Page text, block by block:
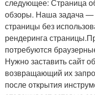
следующее: Страница
обзоры. Наша задача —
страницы без
рендеринга
потребуются
Нужно заставить сайт
возвращающий их
после открытия